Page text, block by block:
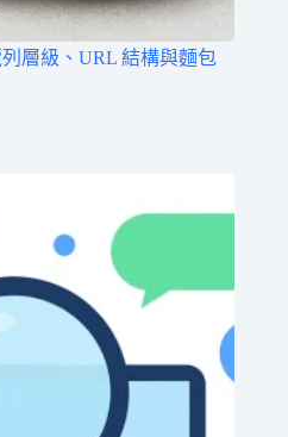
層級、URL 結構與麵包